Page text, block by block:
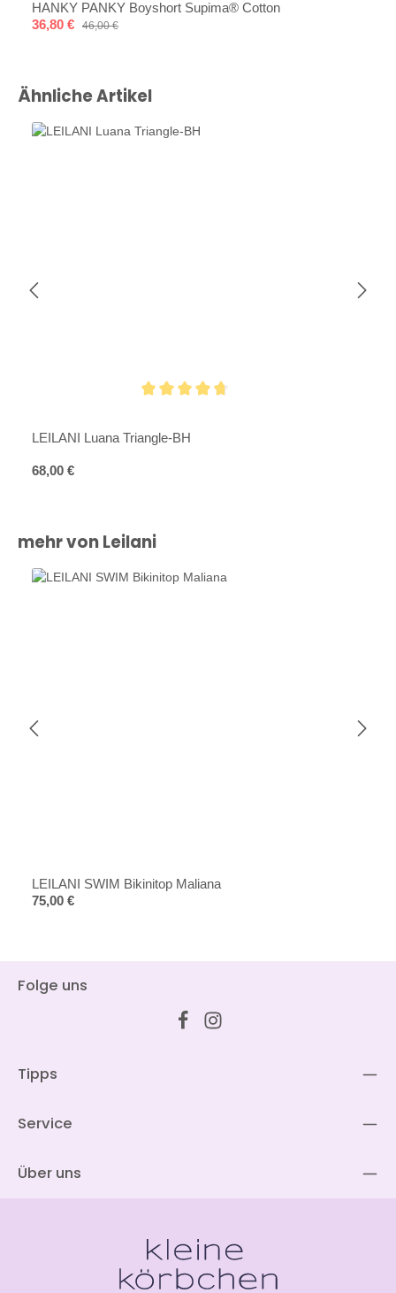
HANKY PANKY Boyshort Supima® Cotton
Verkaufspreis:
36,80 € Regulärer Preis:
46,00 €
Produktgalerie überspringen
Ähnliche Artikel
LEILANI Luana Triangle-BH
Regulärer Preis:
68,00 €
Produktgalerie überspringen
mehr von Leilani
LEILANI SWIM Bikinitop Maliana
Regulärer Preis:
75,00 €
Folge uns
Tipps
Service
Über uns